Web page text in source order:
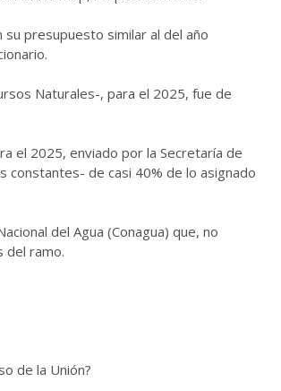
presupuesto similar al del año
Naturales-, para el 2025, fue de
el 2025, enviado por la Secretaría de
constantes- de casi 40% de lo asignado
del Agua (Conagua) que, no
del ramo.
de la Unión?